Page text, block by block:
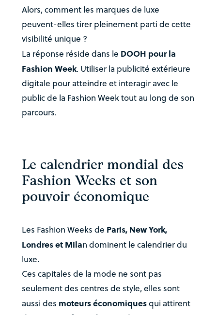
Alors, comment les marques de luxe
peuvent-elles tirer pleinement parti de cette
visibilité unique ?
La réponse réside dans le DOOH pour la
Fashion Week. Utiliser la publicité extérieure
digitale pour atteindre et interagir avec le
public de la Fashion Week tout au long de son
parcours.
Le calendrier mondial des
Fashion Weeks et son
pouvoir économique
Les Fashion Weeks de Paris, New York,
Londres et Milan dominent le calendrier du
luxe.
Ces capitales de la mode ne sont pas
seulement des centres de style, elles sont
aussi des moteurs économiquesqui attirent